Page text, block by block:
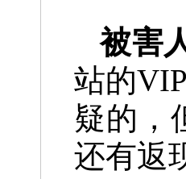
被害
站的
疑的，
还有返